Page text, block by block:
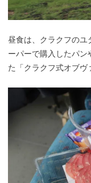
昼食は、クラクフのユ
ーパーで購入したパン
た「クラクフ式オブヴ